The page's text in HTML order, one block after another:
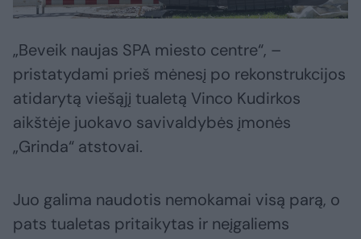
„Beveik naujas SPA miesto centre“, –
pristatydami prieš mėnesį po rekonstrukcijos
atidarytą viešąjį tualetą Vinco Kudirkos
aikštėje juokavo savivaldybės įmonės
„Grinda“ atstovai.
Juo galima naudotis nemokamai visą parą, o
pats tualetas pritaikytas ir neįgaliems